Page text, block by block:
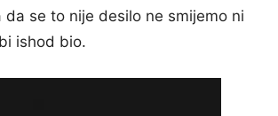
da se to nije desilo ne smijemo ni
ishod bio.